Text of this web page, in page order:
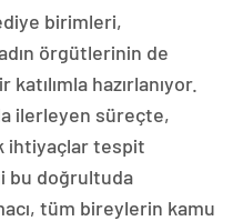
birimleri,
örgütlerinin de
hazırlanıyor.
ilerleyen süreçte,
ihtiyaçlar tespit
bu doğrultuda
tüm bireylerin kamu